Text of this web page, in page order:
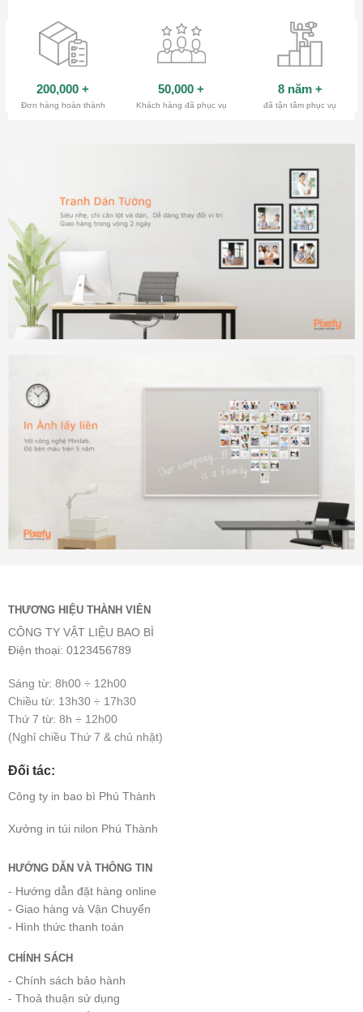
200,000 +
Đơn hàng hoàn thành
50,000 +
Khách hàng đã phục vụ
8 năm +
đã tận tâm phục vụ
THƯƠNG HIỆU THÀNH VIÊN
CÔNG TY VẬT LIỆU BAO BÌ
Điện thoại: 0123456789
Sáng từ: 8h00 ÷ 12h00
Chiều từ: 13h30 ÷ 17h30
Thứ 7 từ: 8h ÷ 12h00
(Nghỉ chiều Thứ 7 & chủ nhật)
Đối tác:
Công ty in bao bì Phú Thành
Xưởng in túi nilon Phú Thành
HƯỚNG DẪN VÀ THÔNG TIN
- Hướng dẫn đặt hàng online
- Giao hàng và Vận Chuyển
- Hình thức thanh toán
CHÍNH SÁCH
- Chính sách bảo hành
- Thoả thuận sử dụng